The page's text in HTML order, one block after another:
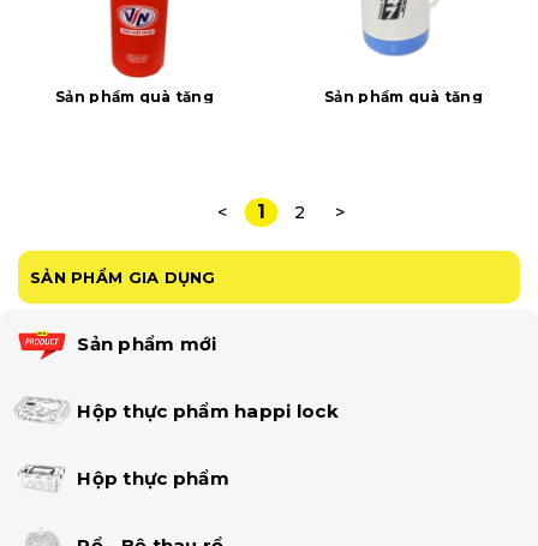
SẢN PHẨM GIA DỤNG
Sản phẩm mới
Hộp thực phẩm happi lock
Hộp thực phẩm
Sản phẩm quà tặng Sản phẩm quà tặng
< 1 2 >